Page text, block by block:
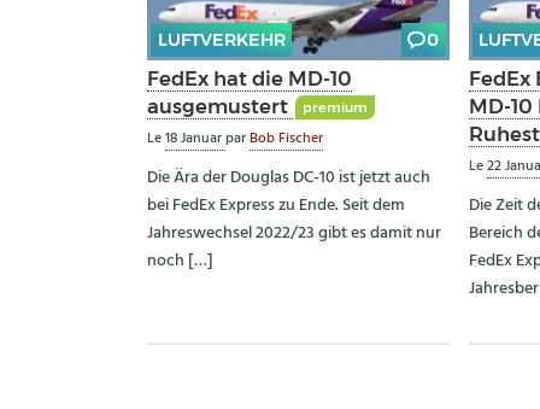
LUFTVERKEHR 0
FedEx hat die MD-10
ausgemustert
premium
Le18 JanuarparBob Fischer
Die Ära der Douglas DC-10 ist jetzt auch
bei FedEx Express zu Ende. Seit dem
Jahreswechsel 2022/23 gibt es damit nur
noch […]
FedEx
MD-
Le22
Die Zeit
Bereich
FedEx